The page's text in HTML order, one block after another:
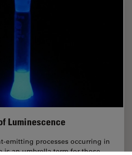
Luminescence
emitting processes occurring in
is an umbrella term for those